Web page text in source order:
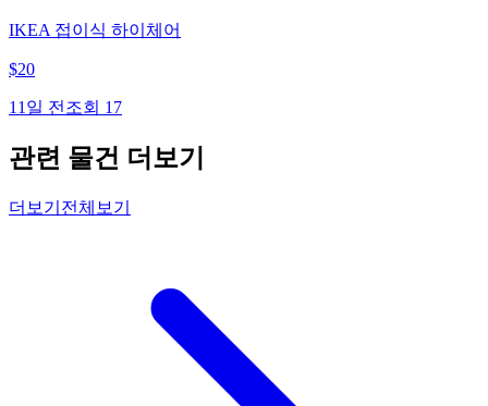
IKEA 접이식 하이체어
$20
11일 전 조회 17
관련 물건 더보기
더보기 전체보기